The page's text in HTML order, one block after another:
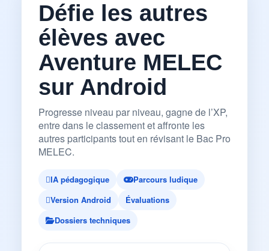
Défie les autres
élèves avec
Aventure MELEC
sur Android
Progresse niveau par niveau, gagne de l’XP,
entre dans le classement et affronte les
autres participants tout en révisant le Bac Pro
MELEC.
IA pédagogique
Parcours ludique
Version Android
Évaluations
Dossiers techniques